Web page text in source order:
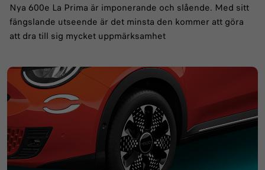
Nya 600e La Prima är imponerande och slående. Med sitt
fängslande utseende är det minsta den kommer att göra
att dra till sig mycket uppmärksamhet